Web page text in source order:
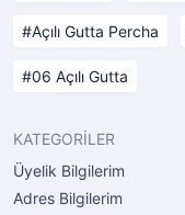
Açılı Gutta Percha
06 Açılı Gutta
KATEGORİLER
Üyelik Bilgilerim
Adres Bilgilerim